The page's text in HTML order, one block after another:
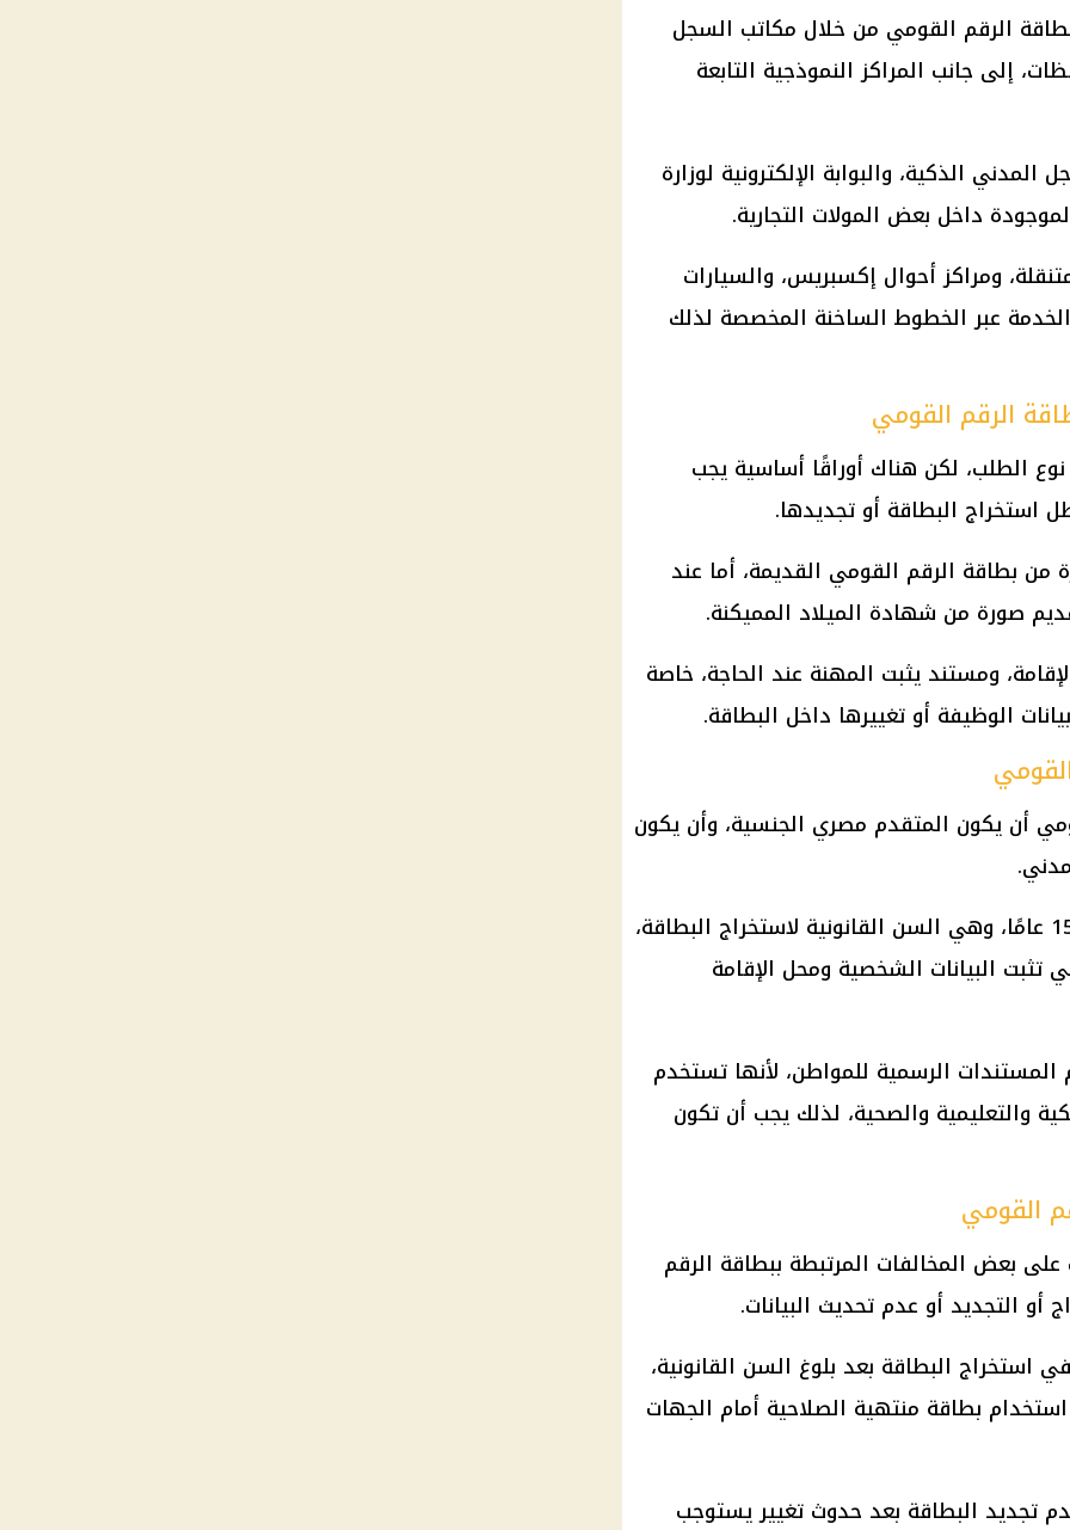
الرقم القومي من خلال مكاتب السجل
إلى جانب المراكز النموذجية التابعة
الذكية، والبوابة الإلكترونية لوزارة
داخل بعض المولات التجارية.
ومراكز أحوال إكسبريس، والسيارات
عبر الخطوط الساخنة المخصصة لذلك
الرقم القومي
الطلب، لكن هناك أوراقًا أساسية يجب
استخراج البطاقة أو تجديدها.
من بطاقة الرقم القومي القديمة، أما عند
صورة من شهادة الميلاد المميكنة.
ومستند يثبت المهنة عند الحاجة، خاصة
الوظيفة أو تغييرها داخل البطاقة.
أن يكون المتقدم مصري الجنسية، وأن يكون
كما يجب ألا يقل عمر المتقدم عن 15 عامًا، وهي السن القانونية لاستخراج البطاقة،
تثبت البيانات الشخصية ومحل الإقامة
الرسمية للمواطن، لأنها تستخدم
والتعليمية والصحية، لذلك يجب أن تكون
القومي
بعض المخالفات المرتبطة ببطاقة الرقم
أو التجديد أو عدم تحديث البيانات.
عند التأخر في استخراج البطاقة بعد بلوغ السن القانونية،
100 جنيه عند استخدام بطاقة منتهية الصلاحية أمام الجهات
في حالة عدم تجديد البطاقة بعد حدوث تغيير يستوجب